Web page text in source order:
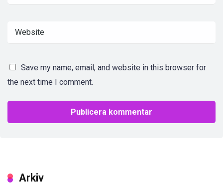
Save my name, email, and website in this browser for
the next time I comment.
Arkiv